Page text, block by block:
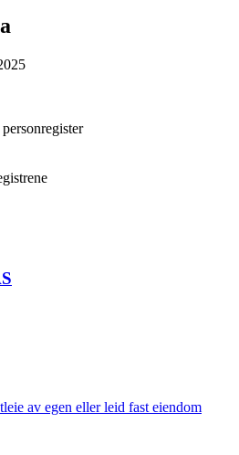
av egen eller leid fast eiendom